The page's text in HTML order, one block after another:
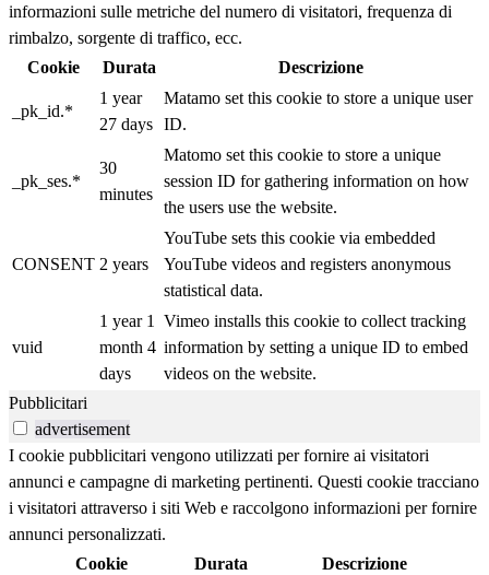
informazioni sulle metriche del numero di visitatori, frequenza di
rimbalzo, sorgente di traffico, ecc.
Cookie
Durata Descrizione
_pk_id.*
1 year
27 days
Matamo set this cookie to store a unique user
ID.
_pk_ses.*
30
minutes
Matomo set this cookie to store a unique
session ID for gathering information on how
the users use the website.
CONSENT 2 years
YouTube sets this cookie via embedded
YouTube videos and registers anonymous
statistical data.
vuid
1 year 1
month 4
days
Vimeo installs this cookie to collect tracking
information by setting a unique ID to embed
videos on the website.
Pubblicitari
advertisement
I cookie pubblicitari vengono utilizzati per fornire ai visitatori
annunci e campagne di marketing pertinenti. Questi cookie tracciano
i visitatori attraverso i siti Web e raccolgono informazioni per fornire
annunci personalizzati.
Cookie
Durata Descrizione